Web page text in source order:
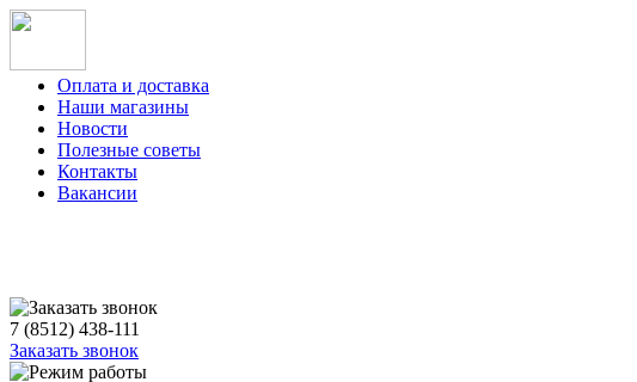
Оплата и доставка
Наши магазины
Новости
Полезные советы
Контакты
Вакансии
7 (8512) 438-111
Заказать звонок